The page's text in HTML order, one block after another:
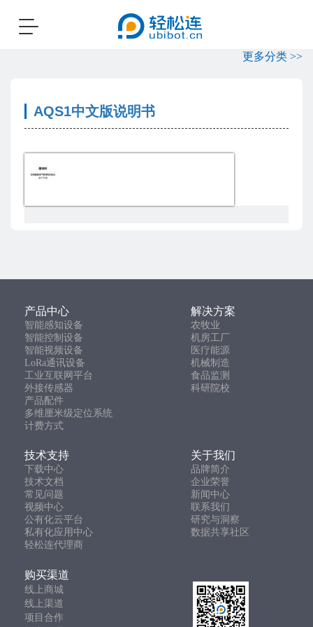
Toggle
更多分类 >>
AQS1中文版说明书
产品中心 解决方案
智能感知设备
农牧业
智能控制设备
机房工厂
智能视频设备
医疗能源
LoRa通讯设备
机械制造
工业互联网平台
食品监测
外接传感器
科研院校
产品配件
多维厘米级定位系统
计费方式
技术支持 关于我们
下载中心
品牌简介
技术文档
企业荣誉
常见问题
新闻中心
视频中心
联系我们
公有化云平台
研究与洞察
私有化应用中心
数据共享社区
轻松连代理商
购买渠道
线上商城
线上渠道
项目合作